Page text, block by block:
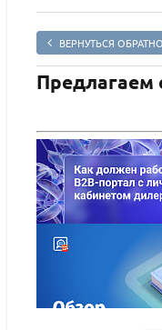
ВЕРНУТЬСЯ ОБРАТНО
Предлагаем
От звонка
должен работать